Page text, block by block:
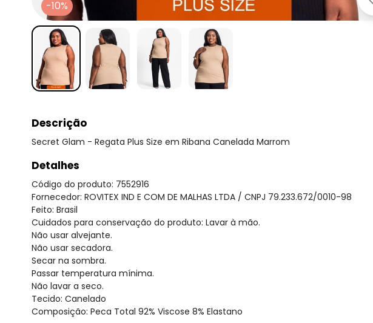
-10%
Descrição
Secret Glam - Regata Plus Size em Ribana Canelada Marrom
Detalhes
Código do produto: 7552916
Fornecedor: ROVITEX IND E COM DE MALHAS LTDA / CNPJ 79.233.672/0010-98
Feito: Brasil
Cuidados para conservação do produto: Lavar à mão.
Não usar alvejante.
Não usar secadora.
Secar na sombra.
Passar temperatura mínima.
Não lavar a seco.
Tecido: Canelado
Composição: Peca Total 92% Viscose 8% Elastano